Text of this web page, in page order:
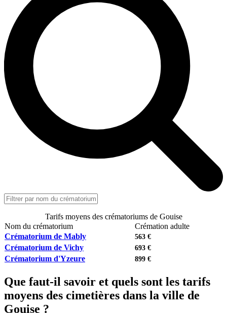
Tarifs moyens des crématoriums de Gouise
Nom du crématorium
Crémation adulte
Crématorium de Mably
563 €
Crématorium de Vichy 693 €
Crématorium d'Yzeure 899 €
Que faut-il savoir et quels sont les tarifs
moyens des cimetières dans la ville de
Gouise ?